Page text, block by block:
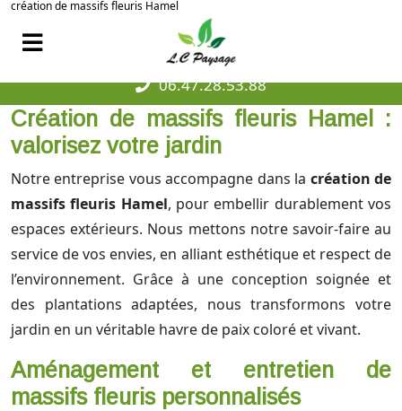
création de massifs fleuris Hamel
06.47.28.53.88
Création de massifs fleuris Hamel :
valorisez votre jardin
Notre entreprise vous accompagne dans la création de
massifs fleuris Hamel, pour embellir durablement vos
espaces extérieurs. Nous mettons notre savoir-faire au
service de vos envies, en alliant esthétique et respect de
l’environnement. Grâce à une conception soignée et
des plantations adaptées, nous transformons votre
jardin en un véritable havre de paix coloré et vivant.
Aménagement et entretien de
massifs fleuris personnalisés